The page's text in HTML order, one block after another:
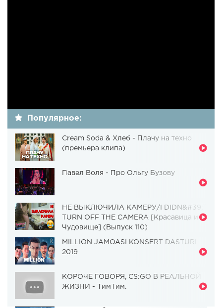
Популярное:
Cream Soda & Хлеб - Плачу на техно
(премьера клипа)
Павел Воля - Про Ольгу Бузову
НЕ ВЫКЛЮЧИЛА КАМЕРУ/I DIDN&#39;T
TURN OFF THE CAMERA [Красавица и
Чудовище] (Выпуск 110)
MILLION JAMOASI KONSERT DASTURI
2019
КОРОЧЕ ГОВОРЯ, CS:GO В РЕАЛЬНОЙ
ЖИЗНИ - ТимТим.